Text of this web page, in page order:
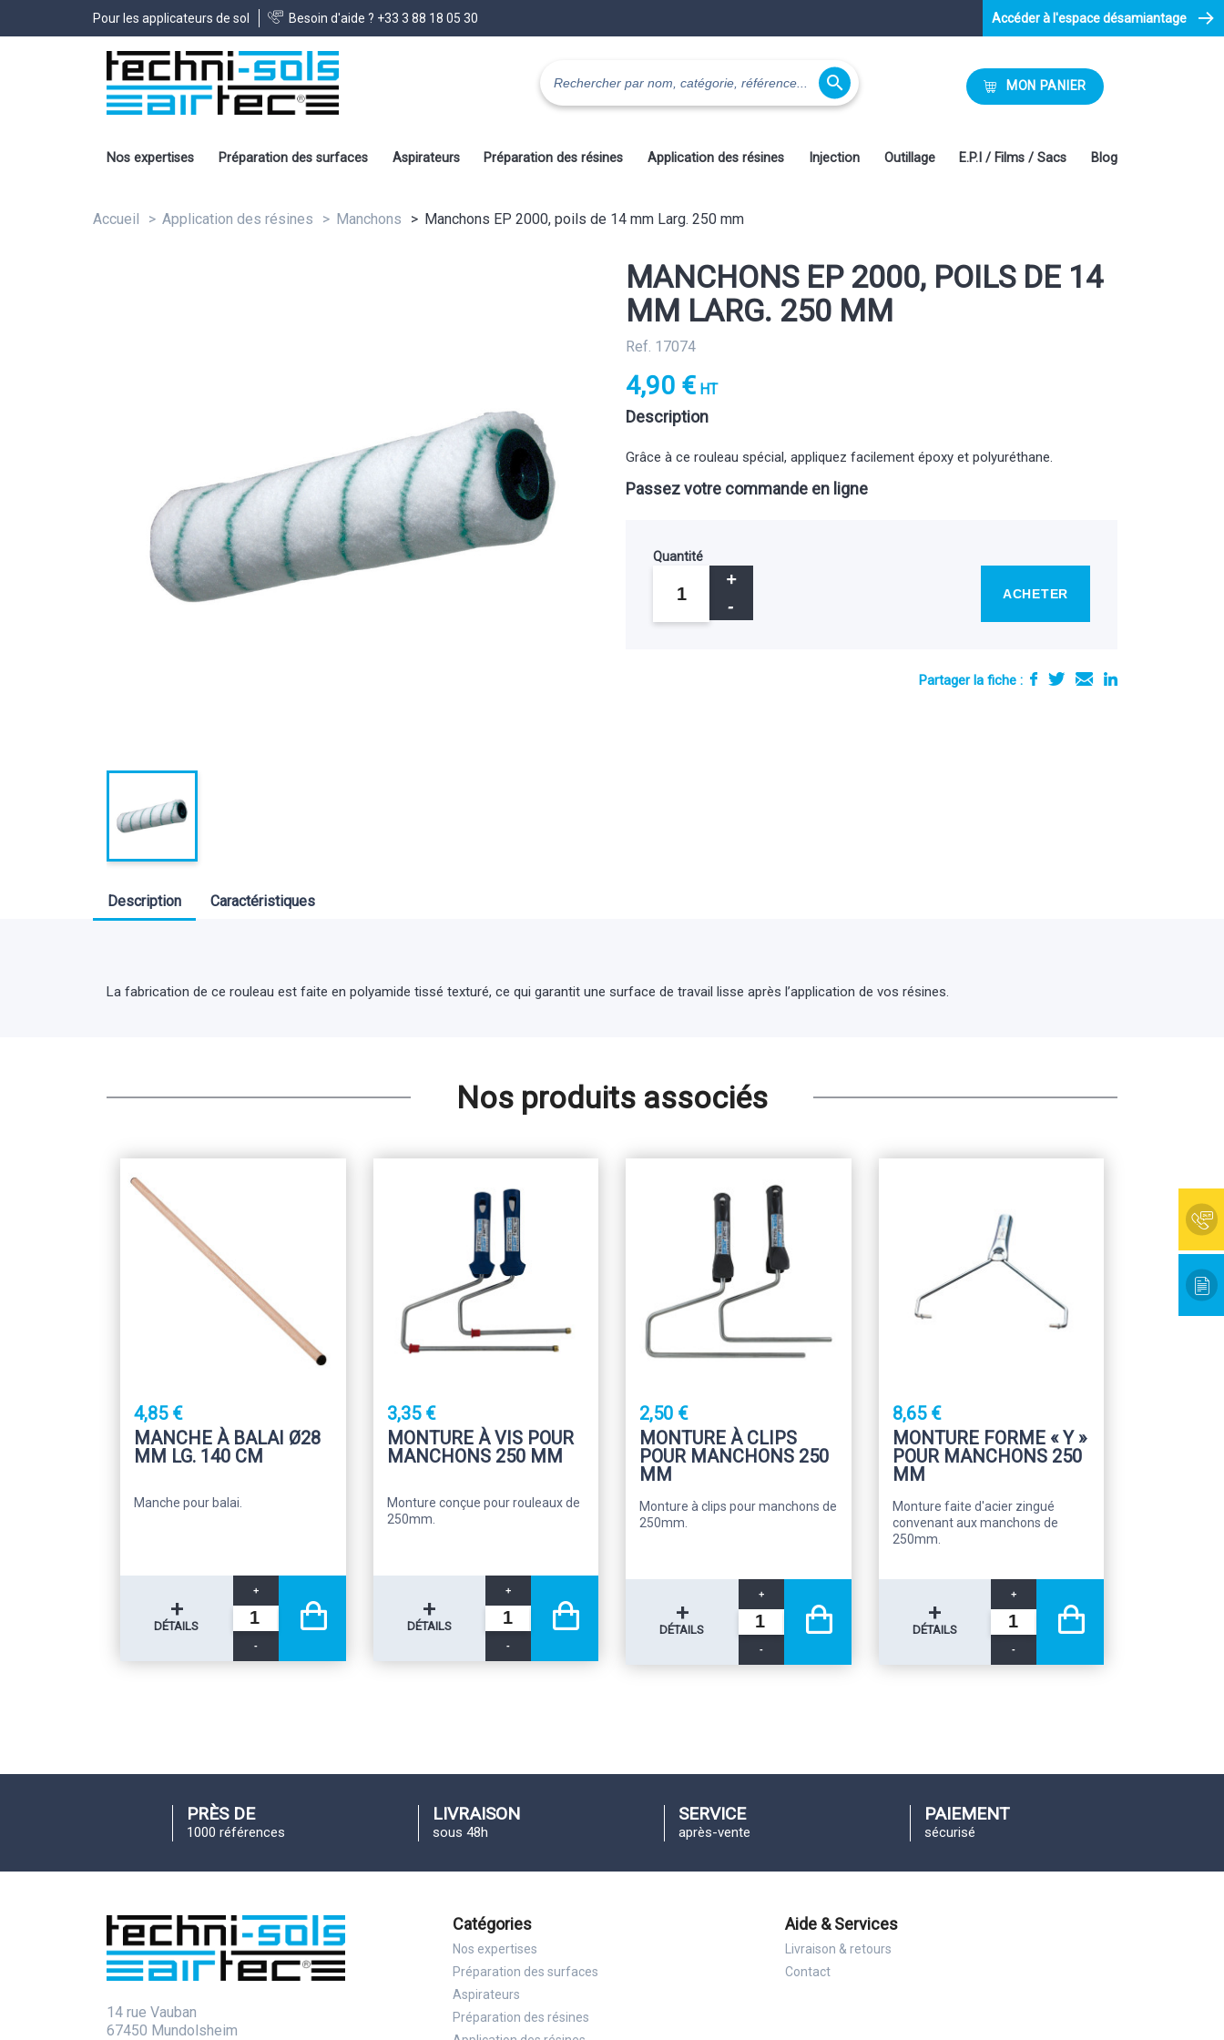
Pour les applicateurs de sol Besoin d'aide ? +33 3 88 18 05 30 Accéder à l'espace désamiantage
 MON PANIER
Nos expertises Préparation des surfaces Aspirateurs Préparation des résines Application des résines Injection Outillage E.P.I / Films / Sacs Blog
Accueil Application des résines Manchons Manchons EP 2000, poils de 14 mm Larg. 250 mm
MANCHONS EP 2000, POILS DE 14
MM LARG. 250 MM
Ref. 17074
4,90 € HT
Description
Grâce à ce rouleau spécial, appliquez facilement époxy et polyuréthane.
Passez votre commande en ligne
Quantité
ACHETER
Partager la fiche :
Description Caractéristiques
La fabrication de ce rouleau est faite en polyamide tissé texturé, ce qui garantit une surface de travail lisse après l’application de vos résines.
Nos produits associés
4,85 €
MANCHE À BALAI Ø28
MM LG. 140 CM
Manche pour balai.
+
DÉTAILS
-
+
3,35 €
MONTURE À VIS POUR
MANCHONS 250 MM
Monture conçue pour rouleaux de
250mm.
+
DÉTAILS
-
+
2,50 €
MONTURE À CLIPS
POUR MANCHONS 250
MM
Monture à clips pour manchons de
250mm.
+
DÉTAILS
-
+
8,65 €
MONTURE FORME « Y »
POUR MANCHONS 250
MM
Monture faite d'acier zingué
convenant aux manchons de
250mm.
+
DÉTAILS
-
+
PRÈS DE
1000 références
LIVRAISON
sous 48h
SERVICE
après-vente
PAIEMENT
sécurisé
14 rue Vauban
67450 Mundolsheim
Catégories
Nos expertises
Préparation des surfaces
Aspirateurs
Préparation des résines
Aide & Services
Livraison & retours
Contact